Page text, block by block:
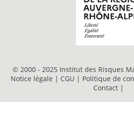
© 2000 - 2025 Institut des Risques
Notice légale | CGU | Politique de
Contact |